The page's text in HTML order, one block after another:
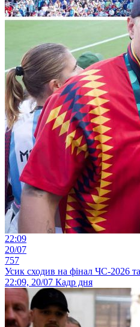
22:09
20/07
757
Усик сходив на фінал ЧС-2026
22:09, 20/07 Кадр дня